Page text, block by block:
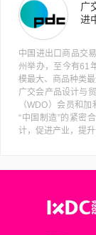
广
进
中国进出口商品交
州举办，至今有61
模最大、商品种类
广交会产品设计与
（WDO）会员和
“中国制造”的紧密
计，促进产业，提升